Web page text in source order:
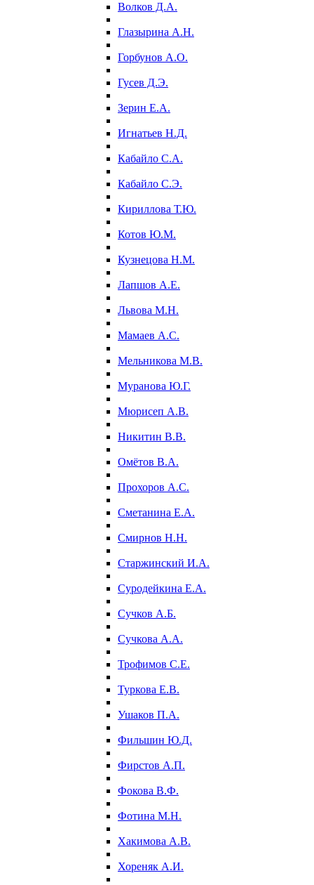
Волков Д.А.
Глазырина А.Н.
Горбунов А.О.
Гусев Д.Э.
Зерин Е.А.
Игнатьев Н.Д.
Кабайло С.А.
Кабайло С.Э.
Кириллова Т.Ю.
Котов Ю.М.
Кузнецова Н.М.
Лапшов А.Е.
Львова М.Н.
Мамаев А.С.
Мельникова М.В.
Муранова Ю.Г.
Мюрисеп А.В.
Никитин В.В.
Омётов В.А.
Прохоров А.С.
Сметанина Е.А.
Смирнов Н.Н.
Старжинский И.А.
Суродейкина Е.А.
Сучков А.Б.
Сучкова А.А.
Трофимов С.Е.
Туркова Е.В.
Ушаков П.А.
Фильшин Ю.Д.
Фирстов А.П.
Фокова В.Ф.
Фотина М.Н.
Хакимова А.В.
Хореняк А.И.